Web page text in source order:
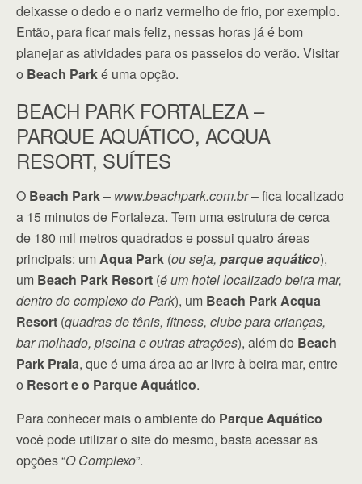
deixasse o dedo e o nariz vermelho de frio, por exemplo.
Então, para ficar mais feliz, nessas horas já é bom
planejar as atividades para os passeios do verão. Visitar
o Beach Parké uma opção.
BEACH PARK FORTALEZA –
PARQUE AQUÁTICO, ACQUA
RESORT, SUÍTES
O Beach Park– www.beachpark.com.br– fica localizado
a 15 minutos de Fortaleza. Tem uma estrutura de cerca
de 180 mil metros quadrados e possui quatro áreas
principais: umAqua Park (ou seja, parque aquático),
um Beach Park Resort (é um hotel localizado beira mar,
dentro do complexo do Park), um Beach Park Acqua
Resort (quadras de tênis, fitness, clube para crianças,
bar molhado, piscina e outras atrações), além do Beach
Park Praia, que é uma área ao ar livre à beira mar, entre
o Resort e o Parque Aquático.
Para conhecer mais o ambiente do Parque Aquático
você pode utilizar o site do mesmo, basta acessar as
opções “O Complexo”.